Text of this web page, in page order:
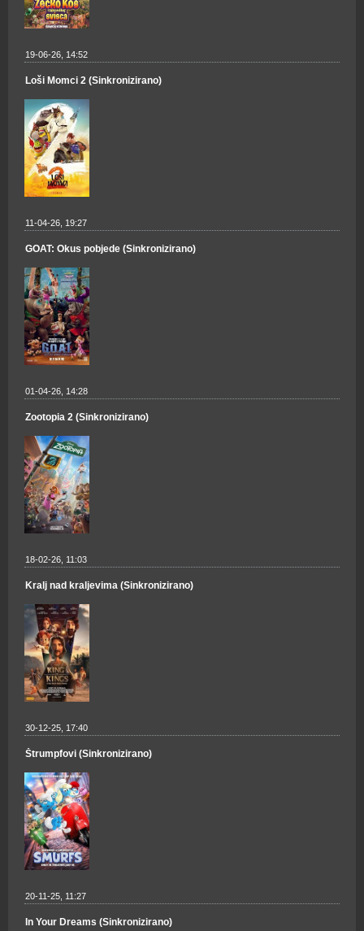
19-06-26, 14:52
Loši Momci 2 (Sinkronizirano)
11-04-26, 19:27
GOAT: Okus pobjede (Sinkronizirano)
01-04-26, 14:28
Zootopia 2 (Sinkronizirano)
18-02-26, 11:03
Kralj nad kraljevima (Sinkronizirano)
30-12-25, 17:40
Štrumpfovi (Sinkronizirano)
20-11-25, 11:27
In Your Dreams (Sinkronizirano)